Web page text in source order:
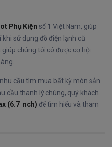
Phụ Kiện số 1 Việt Nam, giúp
sử dụng đồ điện lạnh cũ
chúng tôi có được cơ hội
cầu tìm mua bất kỳ món sản
cầu thanh lý chúng, quý khách
(6.7 inch) để tìm hiểu và tham